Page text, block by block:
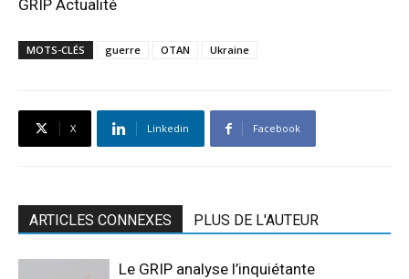
GRIP Actualité
MOTS-CLÉS guerre OTAN Ukraine
X Linkedin Facebook
ARTICLES CONNEXES PLUS DE L'AUTEUR
Le GRIP analyse l’inquiétante